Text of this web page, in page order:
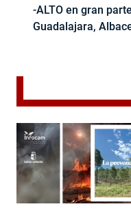
-ALTO en gran
Guadalajara,